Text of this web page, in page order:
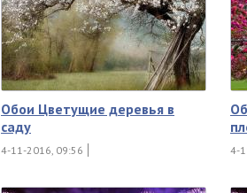
Обои Цветущие деревья в
саду
4-11-2016, 09:56 4-